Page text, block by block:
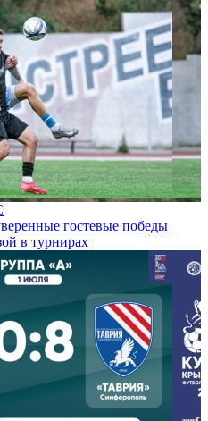
гостевые победы
в турнирах